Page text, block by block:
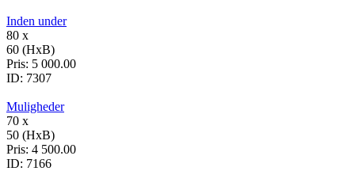
Inden under
80 x
60 (HxB)
Pris: 5 000.00
ID: 7307
Muligheder
70 x
50 (HxB)
Pris: 4 500.00
ID: 7166